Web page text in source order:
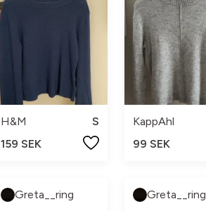
H&M
S
159 SEK
KappAhl
99 SEK
Greta__ring Greta__ring